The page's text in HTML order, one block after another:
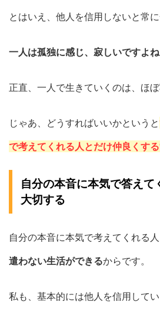
とはいえ、他人を信用しないと常に
一人は孤独に感じ、寂しいですよね
正直、一人で生きていくのは、ほぼ
じゃあ、どうすればいいかというと
で考えてくれる人とだけ仲良くする
自分の本音に本気で答えて
大切する
自分の本音に本気で考えてくれる人
遣わない生活ができるからです。
私も、基本的には他人を信用してい